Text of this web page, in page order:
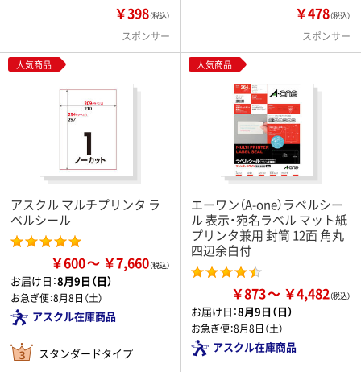
￥398（税込）
スポンサー
￥478（税込）
スポンサー
人気商品
アスクル マルチプリンタ ラ
ベルシール
￥600 ￥7,660
お届け日：8月9日（日）
お急ぎ便：8月8日（土）
アスクル在庫商品
スタンダードタイプ
人気商品
エーワン（A-one）ラベルシー
ル 表示・宛名ラベル マット紙
プリンタ兼用 封筒 12面 角丸
四辺余白付
￥873 ￥4,482
お届け日：8月9日（日）
お急ぎ便：8月8日（土）
アスクル在庫商品